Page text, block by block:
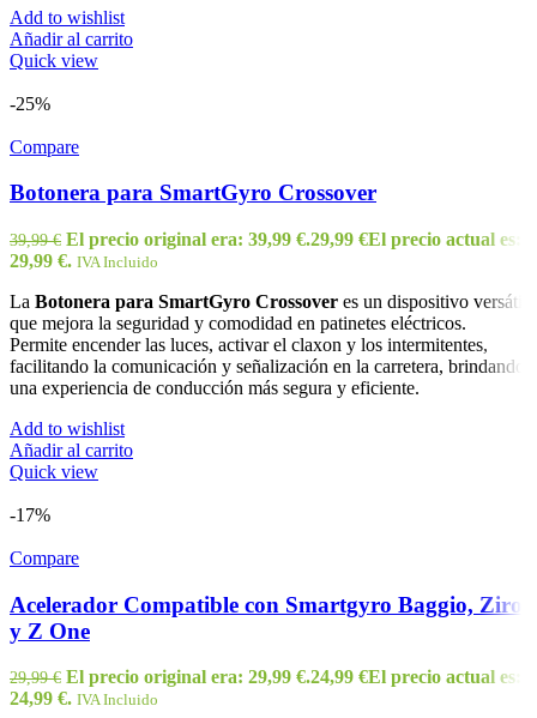
Add to wishlist
Añadir al carrito
Quick view
-25%
Compare
Botonera para SmartGyro Crossover
39,99€ El precio original era: 39,99 €.29,99 €El precio actual es:
29,99 €. IVA Incluido
La Botonera para SmartGyro Crossover es un dispositivo versátil
que mejora la seguridad y comodidad en patinetes eléctricos.
Permite encender las luces, activar el claxon y los intermitentes,
facilitando la comunicación y señalización en la carretera, brindando
una experiencia de conducción más segura y eficiente.
Add to wishlist
Añadir al carrito
Quick view
-17%
Compare
Acelerador Compatible con Smartgyro Baggio, Ziro
y Z One
29,99€ El precio original era: 29,99 €.24,99 €El precio actual es:
24,99 €. IVA Incluido